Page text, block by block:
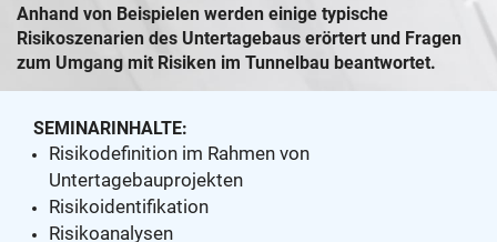
Anhand von Beispielen werden einige typische
Risikoszenarien des Untertagebaus erörtert und Fragen
zum Umgang mit Risiken im Tunnelbau beantwortet.
SEMINARINHALTE:
Risikodefinition im Rahmen von
Untertagebauprojekten
Risikoidentifikation
Risikoanalysen